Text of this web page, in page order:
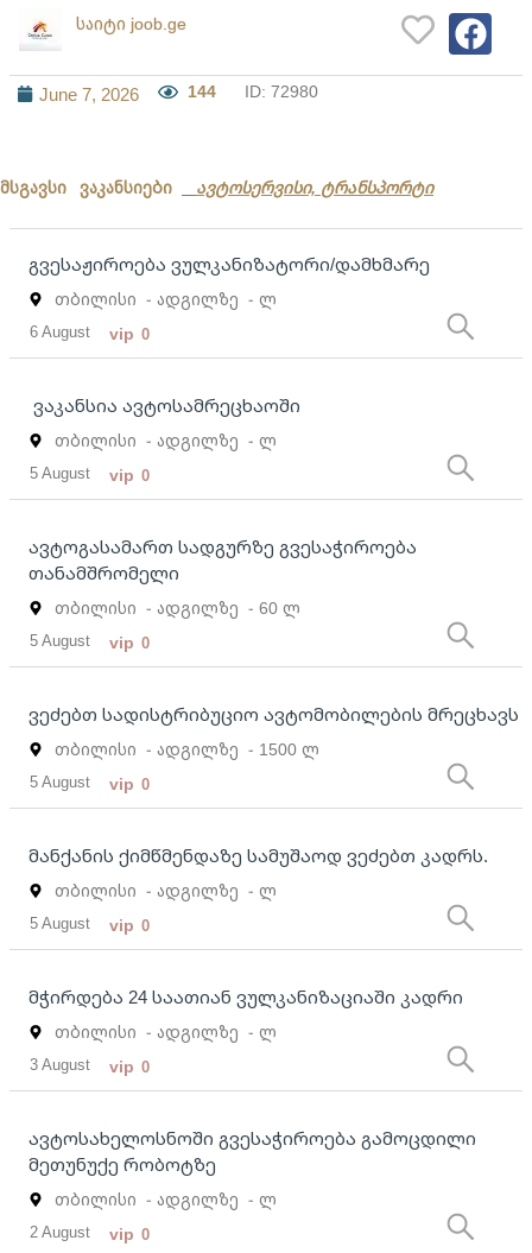
საიტი joob.ge
June 7, 2026 144 ID: 72980
მსგავსი ვაკანსიები ავტოსერვისი, ტრანსპორტი
გვესაჟიროება ვულკანიზატორი/დამხმარე
თბილისი - ადგილზე - ლ
6 August vip 0
ვაკანსია ავტოსამრეცხაოში
თბილისი - ადგილზე - ლ
5 August vip 0
ავტოგასამართ სადგურზე გვესაჭიროება
თანამშრომელი
თბილისი - ადგილზე - 60 ლ
5 August vip 0
ვეძებთ სადისტრიბუციო ავტომობილების მრეცხავს
თბილისი - ადგილზე - 1500 ლ
5 August vip 0
მანქანის ქიმწმენდაზე სამუშაოდ ვეძებთ კადრს.
თბილისი - ადგილზე - ლ
5 August vip 0
მჭირდება 24 საათიან ვულკანიზაციაში კადრი
თბილისი - ადგილზე - ლ
3 August vip 0
ავტოსახელოსნოში გვესაჭიროება გამოცდილი
მეთუნუქე რობოტზე
თბილისი - ადგილზე - ლ
2 August vip 0